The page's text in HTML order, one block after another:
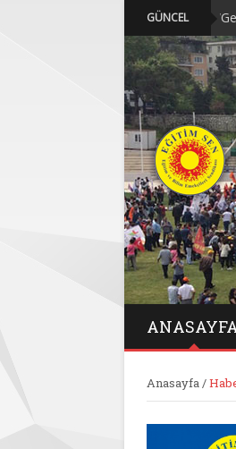
GÜNCEL
Anasayfa/